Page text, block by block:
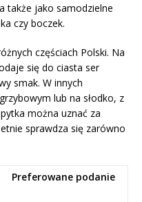
także jako samodzielne
czy boczek.
częściach Polski. Na
się do ciasta ser
smak. W innych
lub na słodko, z
można uznać za
sprawdza się zarówno
Preferowane podanie